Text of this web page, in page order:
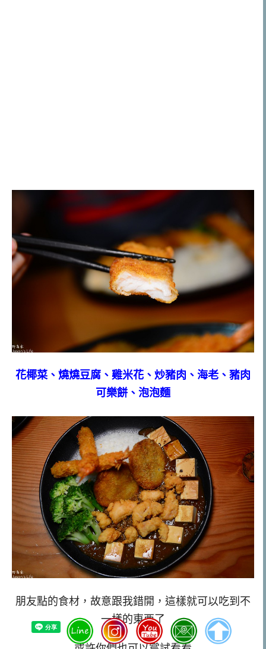
花椰菜、燒燒豆腐、雞米花、炒豬肉、海老、豬肉
可樂餅、泡泡麵
朋友點的食材，故意跟我錯開，這樣就可以吃到不
一樣的東西了